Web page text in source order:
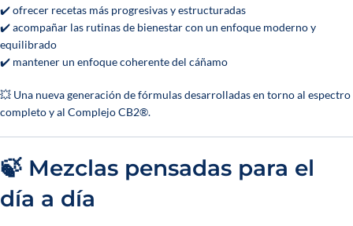
✔️ ofrecer recetas más progresivas y estructuradas
✔️ acompañar las rutinas de bienestar con un enfoque moderno y
equilibrado
✔️ mantener un enfoque coherente del cáñamo
💥 Una nueva generación de fórmulas desarrolladas en torno al espectro
completo y al Complejo CB2®.
🍃 Mezclas pensadas para el
día a día